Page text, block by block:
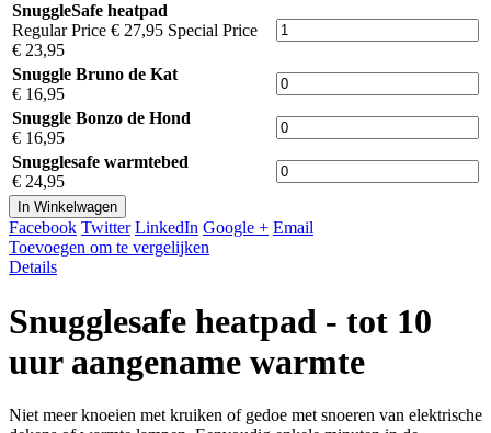
SnuggleSafe heatpad
Regular Price € 27,95 Special Price
€ 23,95
Snuggle Bruno de Kat
€ 16,95
Snuggle Bonzo de Hond
€ 16,95
Snugglesafe warmtebed
€ 24,95
In Winkelwagen
Facebook Twitter LinkedIn Google + Email
Toevoegen om te vergelijken
Details
Snugglesafe heatpad - tot 10
uur aangename warmte
Niet meer knoeien met kruiken of gedoe met snoeren van elektrische